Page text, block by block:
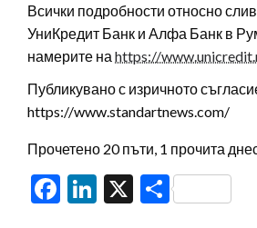
Всички подробности относно
УниКредит Банк и Алфа Банк в
намерите на https://
Публикувано с изричното
https://www.standartnews.com/
Прочетено 20 пъти, 1 прочита
Facebook
LinkedIn
X Share